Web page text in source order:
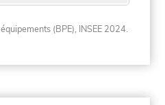
(BPE), INSEE 2024.